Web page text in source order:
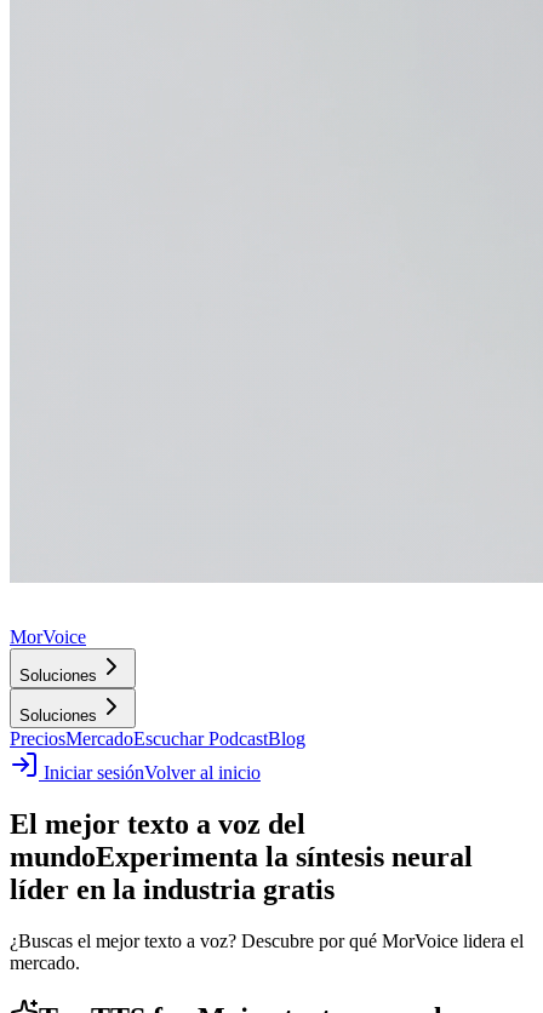
MorVoice
Soluciones
Soluciones
PreciosMercadoEscuchar PodcastBlog
Iniciar sesiónVolver al inicio
El mejor texto a voz del
mundoExperimenta la síntesis neural
líder en la industria gratis
¿Buscas el mejor texto a voz? Descubre por qué MorVoice lidera el
mercado.